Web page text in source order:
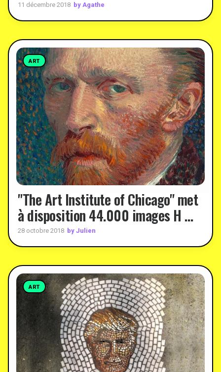
11 décembre 2018 by Agathe
ART
"The Art Institute of Chicago" met
à disposition 44.000 images H …
28 octobre 2018 by Julien
ART